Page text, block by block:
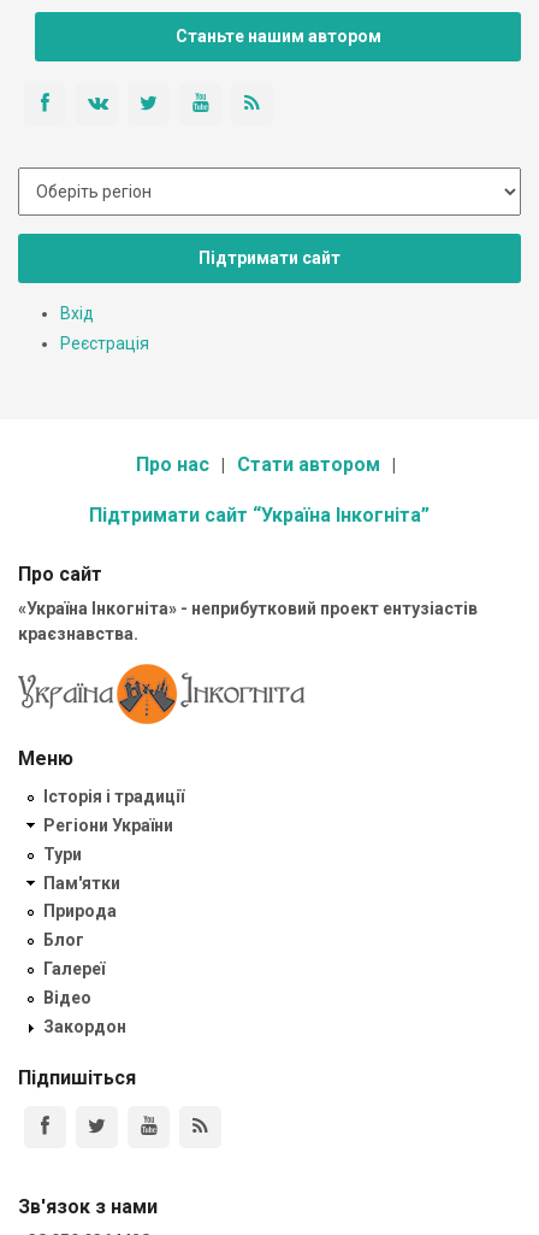
Станьте нашим автором
Підтримати сайт
Вхід
Реєстрація
Про нас Стати автором
Підтримати сайт “Україна Інкогніта”
Про сайт
«Україна Інкогніта» - неприбутковий проект ентузіастів
краєзнавства.
Меню
Історія і традиції
Регіони України
Тури
Пам'ятки
Природа
Блог
Галереї
Відео
Закордон
Підпишіться
Зв'язок з нами